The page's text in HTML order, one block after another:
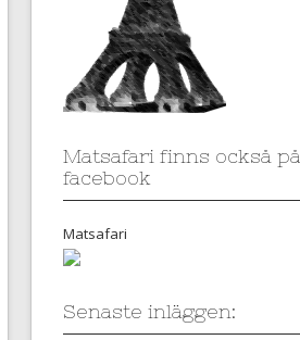
Matsafari finns också på
facebook
Matsafari
Senaste inläggen: